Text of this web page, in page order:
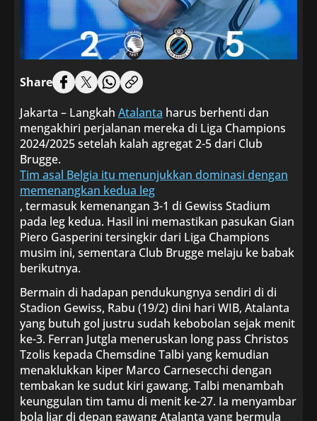
Share
Jakarta – Langkah Atalanta harus berhenti dan
mengakhiri perjalanan mereka di Liga Champions
2024/2025 setelah kalah agregat 2-5 dari Club
Brugge.
Tim asal Belgia itu menunjukkan dominasi dengan
memenangkan kedua leg
, termasuk kemenangan 3-1 di Gewiss Stadium
pada leg kedua. Hasil ini memastikan pasukan Gian
Piero Gasperini tersingkir dari Liga Champions
musim ini, sementara Club Brugge melaju ke babak
berikutnya.
Bermain di hadapan pendukungnya sendiri di di
Stadion Gewiss, Rabu (19/2) dini hari WIB, Atalanta
yang butuh gol justru sudah kebobolan sejak menit
ke-3. Ferran Jutgla meneruskan long pass Christos
Tzolis kepada Chemsdine Talbi yang kemudian
menaklukkan kiper Marco Carnesecchi dengan
tembakan ke sudut kiri gawang. Talbi menambah
keunggulan tim tamu di menit ke-27. Ia menyambar
bola liar di depan gawang Atalanta yang bermula